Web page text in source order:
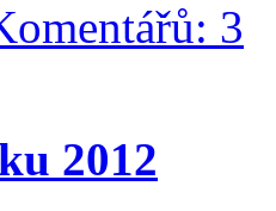
3
2012